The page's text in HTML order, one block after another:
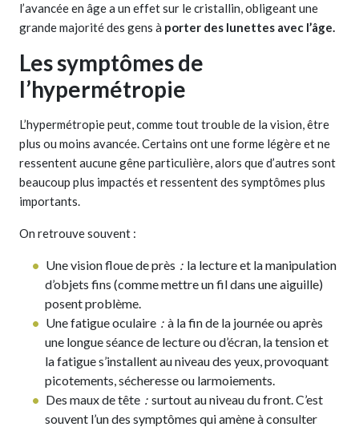
l’avancée en âge a un effet sur le cristallin, obligeant une
grande majorité des gens à porter des lunettes avec l’âge.
Les symptômes de
l’hypermétropie
L’hypermétropie peut, comme tout trouble de la vision, être
plus ou moins avancée. Certains ont une forme légère et ne
ressentent aucune gêne particulière, alors que d’autres sont
beaucoup plus impactés et ressentent des symptômes plus
importants.
On retrouve souvent :
Une vision floue de près : la lecture et la manipulation
d’objets fins (comme mettre un fil dans une aiguille)
posent problème.
Une fatigue oculaire : à la fin de la journée ou après
une longue séance de lecture ou d’écran, la tension et
la fatigue s’installent au niveau des yeux, provoquant
picotements, sécheresse ou larmoiements.
Des maux de tête : surtout au niveau du front. C’est
souvent l’un des symptômes qui amène à consulter